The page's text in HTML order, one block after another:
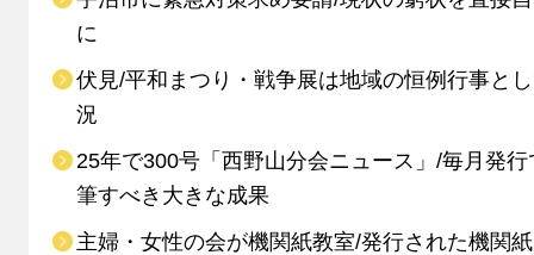
に
伏見/平和まつり・戦争展は地域の恒例行事と
況
25年で300号「西野山分会ニュース」/毎月発行
筆すべき大きな成果
主婦・女性の会が機関紙教室/発行された機関